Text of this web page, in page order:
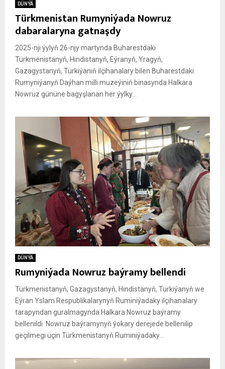
DÜNÝÄ
Türkmenistan Rumyniýada Nowruz
dabaralaryna gatnaşdy
2025-nji ýylyň 26-njy martynda Buharestdäki
Türkmenistanyň, Hindistanyň, Eýranyň, Yragyň,
Gazagystanyň, Türkiýäniň ilçihanalary bilen Buharestdäki
Rumyniýanyň Daýhan milli muzeýiniň binasynda Halkara
Nowruz gününe bagyşlanan her ýylky...
DÜNÝÄ
Rumyniýada Nowruz baýramy bellendi
Türkmenistanyň, Gazagystanyň, Hindistanyň, Turkiýanyň we
Eýran Yslam Respublikalarynyň Ruminiýadaky ilçihanalary
tarapyndan guralmagynda Halkara Nowruz baýramy
bellenildi. Nowruz baýramynyň ýokary derejede bellenilip
geçilmegi üçin Türkmenistanyň Ruminiýadaky...